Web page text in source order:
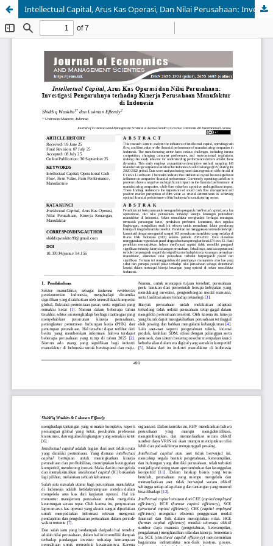
Intellectual Capital, Arus Kas Operasi, Dan Nilai Perusahaan: Investigasi Pengaruhnya Terhadap Kinerja Perusahaan Manufaktur DiIndonesia